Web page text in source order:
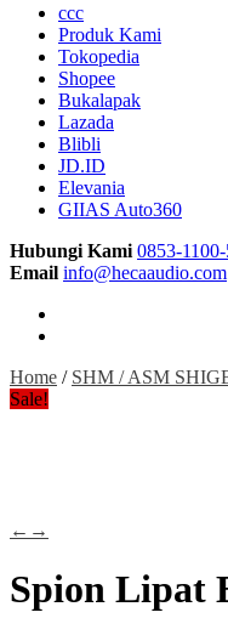
ccc
Produk Kami
Tokopedia
Shopee
Bukalapak
Lazada
Blibli
JD.ID
Elevania
GIIAS Auto360
Hubungi Kami 0853-
Email info@hecaaudio.com
Home / SHM / ASM
Sale!
← →
Spion Lipat